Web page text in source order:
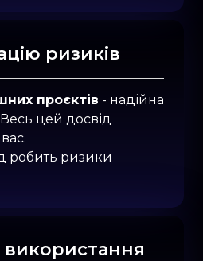
ризиків
проєктів - надійна
Весь цей досвід
робить ризики
використання